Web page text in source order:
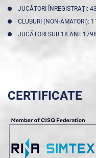
JUCĂTORI ÎNREGISTRAŢI:
CLUBURI (NON-AMATORI):
JUCĂTORI SUB 18 ANI:
CERTIFICATE